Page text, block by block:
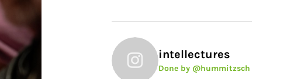
intellectures
Done by @hummitzsch